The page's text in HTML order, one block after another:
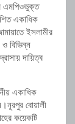
এমপিওভুক্ত
একাধিক
ইসলামীর
ও বিভিন্ন
দায়িত্ব
একাধিক
বোয়ালী
কয়েকটি